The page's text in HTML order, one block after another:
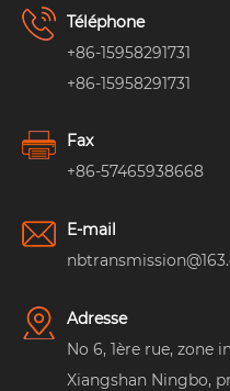
Téléphone
+86-15958291731
+86-15958291731
Fax
+86-57465938668
E-mail
Adresse
No 6, 1ère rue, zone
Xiangshan Ningbo,